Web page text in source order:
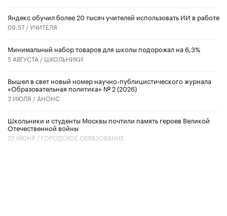
​Яндекс обучил более 20 тысяч учителей использовать ИИ в работе
09:57 /УЧИТЕЛЯ
Минимальный набор товаров для школы подорожал на 6,3%
5 АВГУСТА / ШКОЛЬНИКИ
Вышел в свет новый номер научно-публицистического журнала
«Образовательная политика» № 2 (2026)
3 ИЮЛЯ / АНОНС
Школьники и студенты Москвы почтили память героев Великой
Отечественной войны
22 ИЮНЯ / ГОРОДСКОЕ ОБРАЗОВАНИЕ